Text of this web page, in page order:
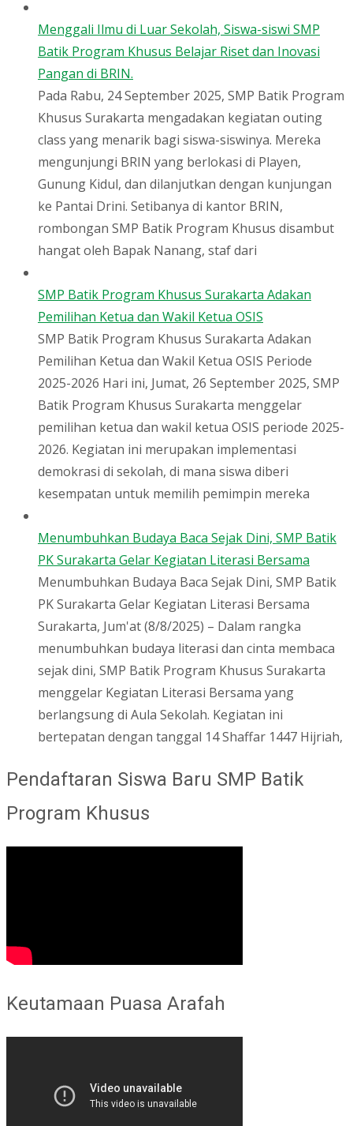
Menggali Ilmu di Luar Sekolah, Siswa-siswi SMP
Batik Program Khusus Belajar Riset dan Inovasi
Pangan di BRIN.
Pada Rabu, 24 September 2025, SMP Batik Program
Khusus Surakarta mengadakan kegiatan outing
class yang menarik bagi siswa-siswinya. Mereka
mengunjungi BRIN yang berlokasi di Playen,
Gunung Kidul, dan dilanjutkan dengan kunjungan
ke Pantai Drini. Setibanya di kantor BRIN,
rombongan SMP Batik Program Khusus disambut
hangat oleh Bapak Nanang, staf dari
SMP Batik Program Khusus Surakarta Adakan
Pemilihan Ketua dan Wakil Ketua OSIS
SMP Batik Program Khusus Surakarta Adakan
Pemilihan Ketua dan Wakil Ketua OSIS Periode
2025-2026 Hari ini, Jumat, 26 September 2025, SMP
Batik Program Khusus Surakarta menggelar
pemilihan ketua dan wakil ketua OSIS periode 2025-
2026. Kegiatan ini merupakan implementasi
demokrasi di sekolah, di mana siswa diberi
kesempatan untuk memilih pemimpin mereka
Menumbuhkan Budaya Baca Sejak Dini, SMP Batik
PK Surakarta Gelar Kegiatan Literasi Bersama
Menumbuhkan Budaya Baca Sejak Dini, SMP Batik
PK Surakarta Gelar Kegiatan Literasi Bersama
Surakarta, Jum'at (8/8/2025) – Dalam rangka
menumbuhkan budaya literasi dan cinta membaca
sejak dini, SMP Batik Program Khusus Surakarta
menggelar Kegiatan Literasi Bersama yang
berlangsung di Aula Sekolah. Kegiatan ini
bertepatan dengan tanggal 14 Shaffar 1447 Hijriah,
Pendaftaran Siswa Baru SMP Batik
Program Khusus
Keutamaan Puasa Arafah